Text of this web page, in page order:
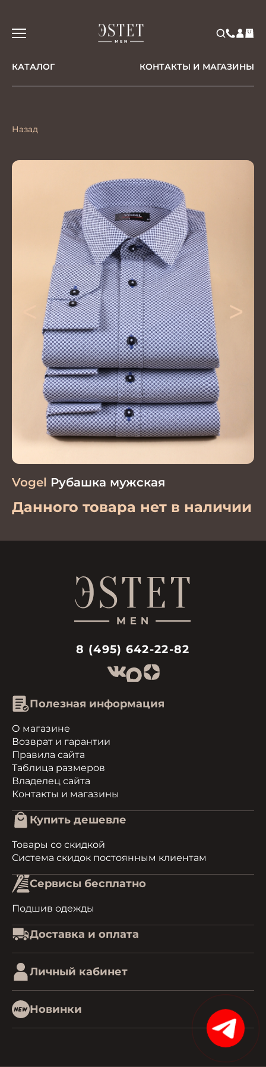
КАТАЛОГ КОНТАКТЫ И МАГАЗИНЫ
Назад
>
Vogel Рубашка мужская
Данного товара нет в наличии
8 (495) 642-22-82
Полезная информация
О магазине
Возврат и гарантии
Правила сайта
Таблица размеров
Владелец сайта
Контакты и магазины
Купить дешевле
Товары со скидкой
Система скидок постоянным клиентам
Сервисы бесплатно
Подшив одежды
Доставка и оплата
Личный кабинет
Новинки
15%